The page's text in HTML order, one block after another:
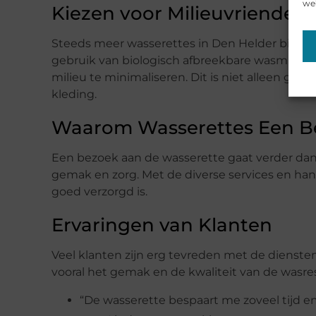
Kiezen voor
Steeds meer wasserettes in Den Helder
gebruik van biologisch afbreekbare
milieu te minimaliseren. Dit is niet alleen goed
kleding.
Waarom Wasserettes Een
Een bezoek aan de wasserette gaat verder
gemak en zorg. Met de diverse services en
goed verzorgd is.
Ervaringen van Klanten
Veel klanten zijn erg tevreden met de
vooral het gemak en de kwaliteit van de
“De wasserette bespaart me zoveel tijd